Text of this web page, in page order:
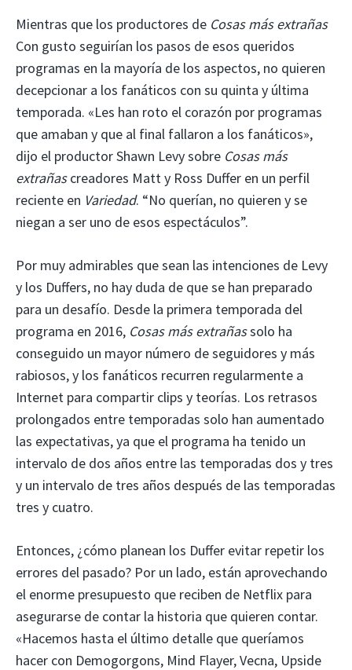
Mientras que los productores de Cosas más extrañas
Con gusto seguirían los pasos de esos queridos
programas en la mayoría de los aspectos, no quieren
decepcionar a los fanáticos con su quinta y última
temporada. «Les han roto el corazón por programas
que amaban y que al final fallaron a los fanáticos»,
dijo el productor Shawn Levy sobre Cosas más
extrañascreadores Matt y Ross Duffer en un perfil
reciente en Variedad. “No querían, no quieren y se
niegan a ser uno de esos espectáculos”.
Por muy admirables que sean las intenciones de Levy
y los Duffers, no hay duda de que se han preparado
para un desafío. Desde la primera temporada del
programa en 2016, Cosas más extrañassolo ha
conseguido un mayor número de seguidores y más
rabiosos, y los fanáticos recurren regularmente a
Internet para compartir clips y teorías. Los retrasos
prolongados entre temporadas solo han aumentado
las expectativas, ya que el programa ha tenido un
intervalo de dos años entre las temporadas dos y tres
y un intervalo de tres años después de las temporadas
tres y cuatro.
Entonces, ¿cómo planean los Duffer evitar repetir los
errores del pasado? Por un lado, están aprovechando
el enorme presupuesto que reciben de Netflix para
asegurarse de contar la historia que quieren contar.
«Hacemos hasta el último detalle que queríamos
hacer con Demogorgons, Mind Flayer, Vecna, Upside